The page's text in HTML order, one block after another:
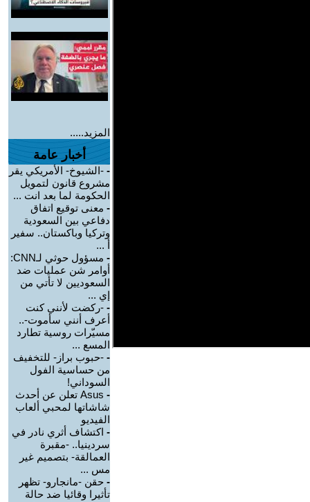
المزيد.....
أخبار عامة
- -الشيوخ- الأمريكي يقر
مشروع قانون لتمويل
الحكومة لما بعد انت ...
- معنى توقيع اتفاق
دفاعي بين السعودية
وتركيا وباكستان.. سفير
أ ...
-
مسؤول حوثي لـCNN:
أوامر شن عمليات ضد
السعوديين لا تأتي من
إي ...
- -ركضت لأنني كنت
أعرف أنني سأموت-..
مسيّرات روسية تطارد
المسع ...
- -حبوب براز- للتخفيف
من حساسية الفول
السوداني!
-
Asus تعلن عن أحدث
شاشاتها لمحبي ألعاب
الفيديو
- اكتشاف أثري نادر في
سردينيا.. -مقبرة
العمالقة- بتصميم غير
مس ...
- حقن -مانجارو- تظهر
تأثيرا وقائيا ضد حالة